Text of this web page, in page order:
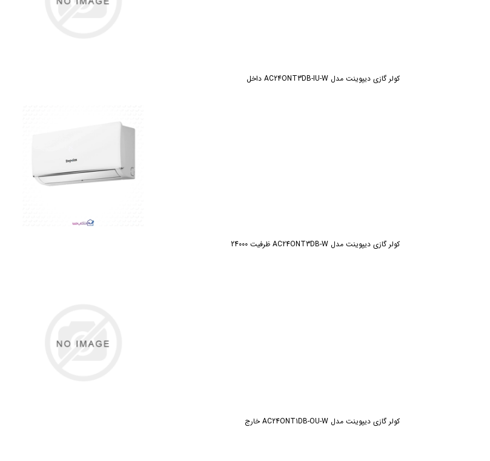
کولر گازی دیپوینت مدل AC24ONT3DB-IU-W داخل
کولر گازی دیپوینت مدل AC24ONT3DB-W ظرفیت 24000
کولر گازی دیپوینت مدل AC24ONT1DB-OU-W خارج